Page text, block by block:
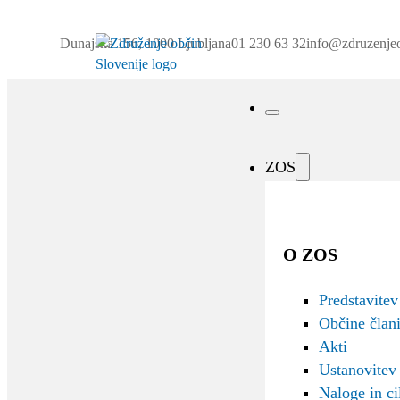
Dunajska 156, 1000 Ljubljana01 230 63 32
ZOS
O ZOS
Predstavitev
Občine
Akti
Ustanovitev
Naloge in